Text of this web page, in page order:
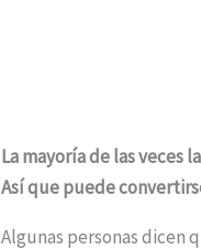
La mayoría de las veces
Así que puede
Algunas personas dicen